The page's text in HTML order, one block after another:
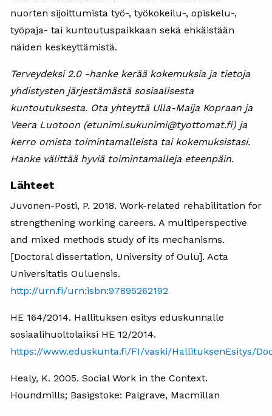
nuorten sijoittumista työ-, työkokeilu-, opiskelu-,
työpaja- tai kuntoutuspaikkaan sekä ehkäistään
näiden keskeyttämistä.
Terveydeksi 2.0 -hanke kerää kokemuksia ja tietoja
yhdistysten järjestämästä sosiaalisesta
kuntoutuksesta. Ota yhteyttä Ulla-Maija Kopraan ja
Veera Luotoon (etunimi.sukunimi@tyottomat.fi) ja
kerro omista toimintamalleista tai kokemuksistasi.
Hanke välittää hyviä toimintamalleja eteenpäin.
Lähteet
Juvonen-Posti, P. 2018. Work-related rehabilitation for
strengthening working careers. A multiperspective
and mixed methods study of its mechanisms.
[Doctoral dissertation, University of Oulu]. Acta
Universitatis Ouluensis.
http://urn.fi/urn:isbn:97895262192
HE 164/2014. Hallituksen esitys eduskunnalle
sosiaalihuoltolaiksi HE 12/2014.
https://www.eduskunta.fi/FI/vaski/HallituksenEsitys/
Healy, K. 2005. Social Work in the Context.
Houndmills; Basigstoke: Palgrave, Macmillan